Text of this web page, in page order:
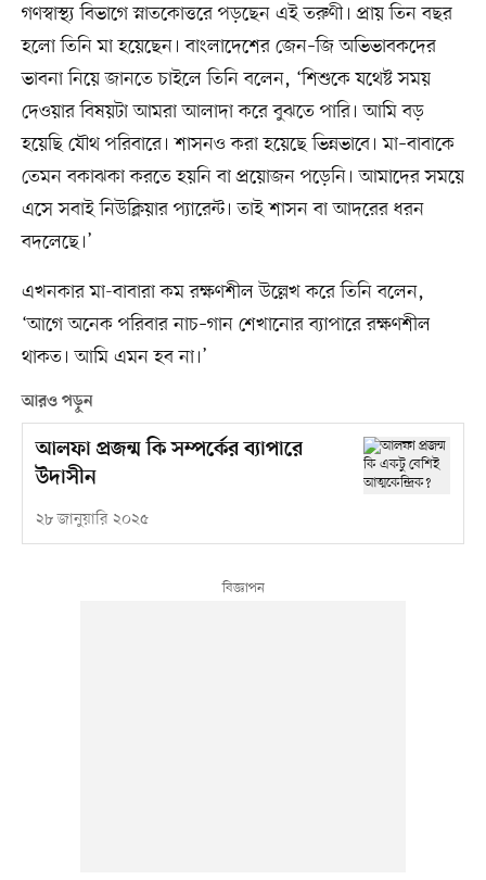
গণস্বাস্থ্য বিভাগে স্নাতকোত্তরে পড়ছেন এই তরুণী। প্রায় তিন বছর
হলো তিনি মা হয়েছেন। বাংলাদেশের জেন–জি অভিভাবকদের
ভাবনা নিয়ে জানতে চাইলে তিনি বলেন, ‘শিশুকে যথেষ্ট সময়
দেওয়ার বিষয়টা আমরা আলাদা করে বুঝতে পারি। আমি বড়
হয়েছি যৌথ পরিবারে। শাসনও করা হয়েছে ভিন্নভাবে। মা–বাবাকে
তেমন বকাঝকা করতে হয়নি বা প্রয়োজন পড়েনি। আমাদের সময়ে
এসে সবাই নিউক্লিয়ার প্যারেন্ট। তাই শাসন বা আদরের ধরন
বদলেছে।’
এখনকার মা-বাবারা কম রক্ষণশীল উল্লেখ করে তিনি বলেন,
‘আগে অনেক পরিবার নাচ–গান শেখানোর ব্যাপারে রক্ষণশীল
থাকত। আমি এমন হব না।’
আরও পড়ুন
আলফা প্রজন্ম কি সম্পর্কের ব্যাপারে
উদাসীন
২৮ জানুয়ারি ২০২৫